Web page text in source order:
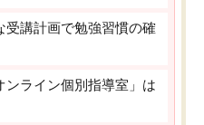
受講計画で勉強習慣の確
ライン個別指導室」は